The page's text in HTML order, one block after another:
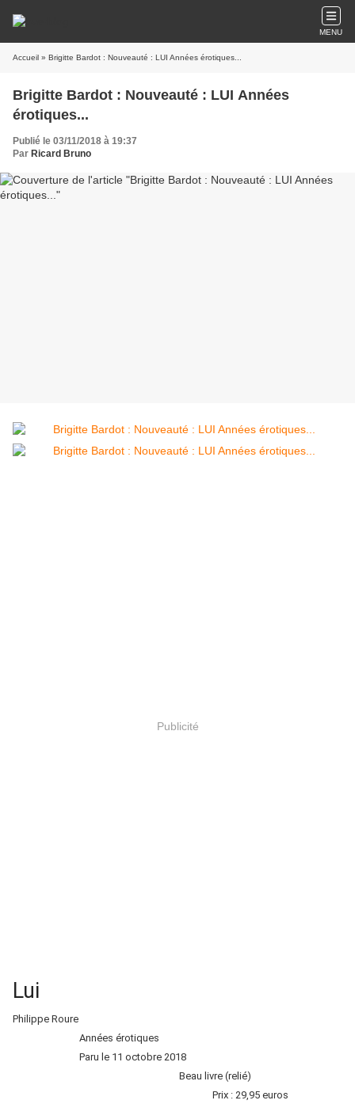
MENU
Accueil » Brigitte Bardot : Nouveauté : LUI Années érotiques...
Brigitte Bardot : Nouveauté : LUI Années
érotiques...
Publié le 03/11/2018 à 19:37
Par Ricard Bruno
Publicité
Lui
Philippe Roure
Années érotiques
Paru le 11 octobre 2018
Beau livre (relié)
Prix : 29,95 euros